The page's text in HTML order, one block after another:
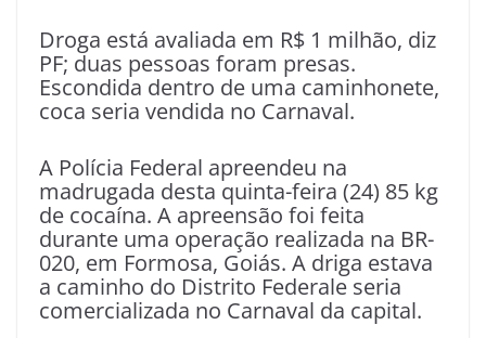
Droga está avaliada em R$ 1 milhão, diz
PF; duas pessoas foram presas.
Escondida dentro de uma caminhonete,
coca seria vendida no Carnaval.
A Polícia Federal apreendeu na
madrugada desta quinta-feira (24) 85 kg
de cocaína. A apreensão foi feita
durante uma operação realizada na BR-
020, em Formosa, Goiás. A driga estava
a caminho do Distrito Federale seria
comercializada no Carnaval da capital.